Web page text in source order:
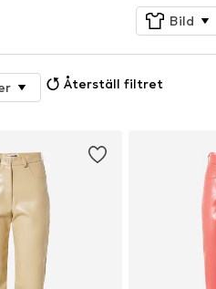
Bild
Återställ filtret